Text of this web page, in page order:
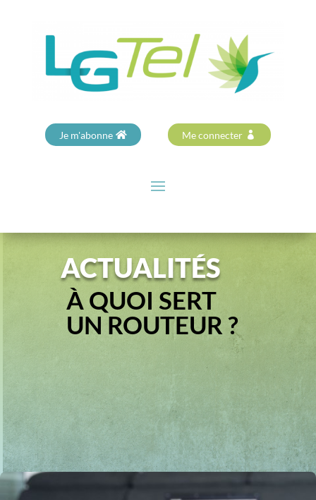
Je m'abonne Me connecter
ACTUALITÉS
À QUOI SERT
UN ROUTEUR ?